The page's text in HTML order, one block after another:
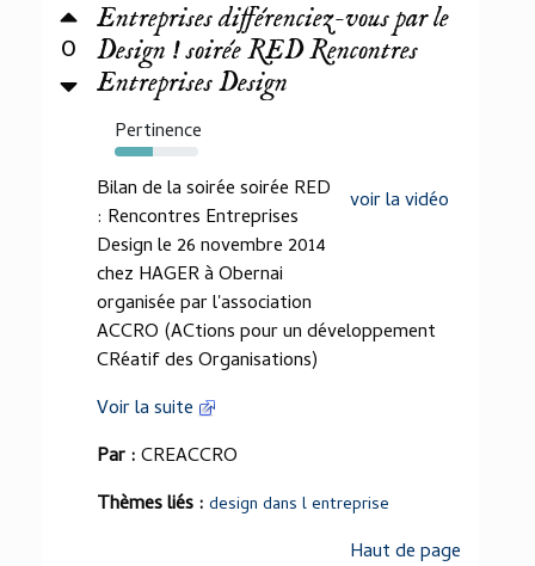
0
Entreprises différenciez-vous par le
Design ! soirée RED Rencontres
Entreprises Design
Pertinence
45%
voir la vidéo
Bilan de la soirée soirée RED
: Rencontres Entreprises
Design le 26 novembre 2014
chez HAGER à Obernai
organisée par l'association
ACCRO (ACtions pour un développement
CRéatif des Organisations)
Voir la suite
Par :CREACCRO
Thèmes liés : design dans l entreprise
Haut de page